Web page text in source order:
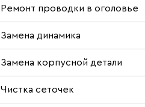
Ремонт проводки в оголовье
Замена динамика
Замена корпусной детали
Чистка сеточек